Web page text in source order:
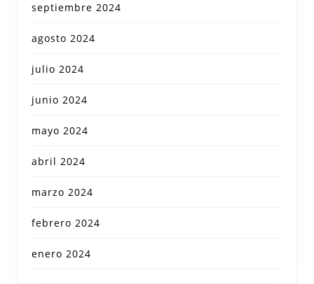
septiembre 2024
agosto 2024
julio 2024
junio 2024
mayo 2024
abril 2024
marzo 2024
febrero 2024
enero 2024